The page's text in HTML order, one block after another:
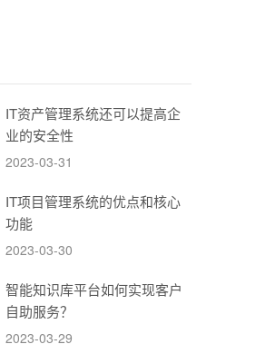
IT资产管理系统还可以提高企
业的安全性
2023-03-31
IT项目管理系统的优点和核心
功能
2023-03-30
智能知识库平台如何实现客户
自助服务？
2023-03-29